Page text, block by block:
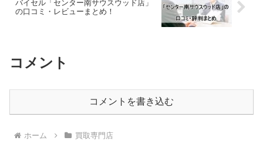
バイセル「センター南サウスウッド店」
の口コミ・レビューまとめ！
コメント
コメントを書き込む
ホーム 買取専門店